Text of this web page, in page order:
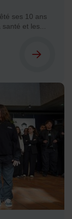
ses 10 ans
et les...